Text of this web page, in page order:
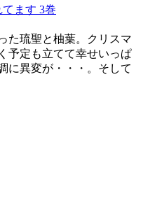
ます 3巻
た琉聖と柚葉。クリスマ
予定も立てて幸せいっぱ
に異変が・・・。そして